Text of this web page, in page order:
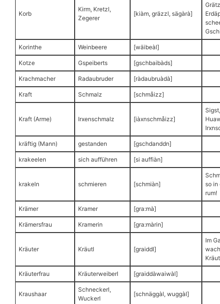
Korb
Kirm, Kretzl,
Zegerer
[kiàm, gräzzl, sägàrà]
Korinthe Weinbeere [wäibeàl]
Kotze Gspeiberts [gschbaibàds]
Krachmacher Radaubruder [ràdaubruàdà]
Kraft Schmalz [schmåizz]
Kraft (Arme) Irxenschmalz [iàxnschmåizz]
kräftig (Mann) gestanden [gschdanddn]
krakeelen sich aufführen [si auffiàn]
krakeln schmieren [schmiàn]
so in
rum!
Krämer Kramer [gra:mà]
Krämersfrau Kramerin [gra:màrin]
Kräuter Kräutl [graiddl]
Im
Kräuterfrau Kräuterweiberl [graiddàwaiwàl]
Kraushaar
Schneckerl,
Wuckerl
[schnäggàl, wuggàl]